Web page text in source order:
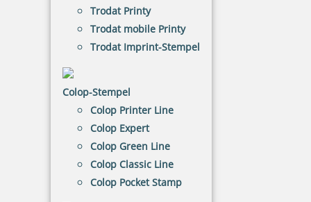
Trodat Printy
Trodat mobile Printy
Trodat Imprint-Stempel
Colop-Stempel
Colop Printer Line
Colop Expert
Colop Green Line
Colop Classic Line
Colop Pocket Stamp
€+
15 Artikel in der Kategorie